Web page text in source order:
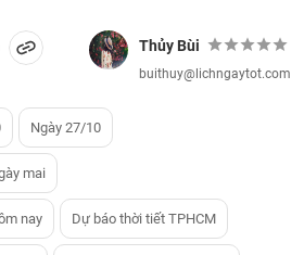
Thủy Bùi
buithuy@lichngaytot.com
Ngày 27/10
mai
nay Dự báo thời tiết TPHCM